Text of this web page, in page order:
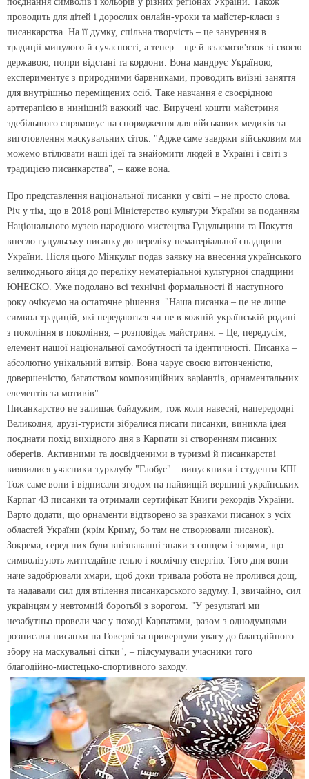
проводить для дітей і дорослих онлайн-уроки та майстер-класи з
писанкарства. На її думку, спільна творчість – це занурення в
традиції минулого й сучасності, а тепер – ще й взаємозв'язок зі своєю
державою, попри відстані та кордони. Вона мандрує Україною,
експериментує з природними барвниками, проводить виїзні заняття
для внутрішньо переміщених осіб. Таке навчання є своєрідною
арттерапією в нинішній важкий час. Виручені кошти майстриня
здебільшого спрямовує на спорядження для військових медиків та
виготовлення маскувальних сіток. "Адже саме завдяки військовим ми
можемо втілювати наші ідеї та знайомити людей в Україні і світі з
традицією писанкарства", – каже вона.
Про представлення національної писанки у світі – не просто слова.
Річ у тім, що в 2018 році Міністерство культури України за поданням
Національного музею народного мистецтва Гуцульщини та Покуття
внесло гуцульську писанку до переліку нематеріальної спадщини
України. Після цього Мінкульт подав заявку на внесення українського
великоднього яйця до переліку нематеріальної культурної спадщини
ЮНЕСКО. Уже подолано всі технічні формальності й наступного
року очікуємо на остаточне рішення. "Наша писанка – це не лише
символ традицій, які передаються чи не в кожній українській родині
з покоління в покоління, – розповідає майстриня. – Це, передусім,
елемент нашої національної самобутності та ідентичності. Писанка –
абсолютно унікальний витвір. Вона чарує своєю витонченістю,
довершеністю, багатством композиційних варіантів, орнаментальних
елементів та мотивів".
Писанкарство не залишає байдужим, тож коли навесні, напередодні
Великодня, друзі-туристи зібралися писати писанки, виникла ідея
поєднати похід вихідного дня в Карпати зі створенням писаних
оберегів. Активними та досвідченими в туризмі й писанкарстві
виявилися учасники турклубу "Глобус" – випускники і студенти КПІ.
Тож саме вони і відписали згодом на найвищій вершині українських
Карпат 43 писанки та отримали сертифікат Книги рекордів України.
Варто додати, що орнаменти відтворено за зразками писанок з усіх
областей України (крім Криму, бо там не створювали писанок).
Зокрема, серед них були впізнаванні знаки з сонцем і зорями, що
символізують життєдайне тепло і космічну енергію. Того дня вони
наче задобрювали хмари, щоб доки тривала робота не пролився дощ,
та надавали сил для втілення писанкарського задуму. І, звичайно, сил
українцям у невтомній боротьбі з ворогом. "У результаті ми
незабутньо провели час у поході Карпатами, разом з однодумцями
розписали писанки на Говерлі та привернули увагу до благодійного
збору на маскувальні сітки", – підсумували учасники того
благодійно-мистецько-спортивного заходу.